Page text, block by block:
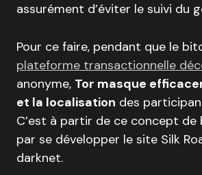
assurément d’éviter le suivi du
Pour ce faire, pendant que le
plateforme transactionnelle
anonyme, Tor masque
et la localisation des
C’est à partir de ce concept de
par se développer le site Silk
darknet.